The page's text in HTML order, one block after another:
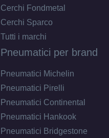
Cerchi Fondmetal
Cerchi Sparco
Tutti i marchi
Pneumatici per brand
Pneumatici Michelin
Pneumatici Pirelli
Pneumatici Continental
Pneumatici Hankook
Pneumatici Bridgestone